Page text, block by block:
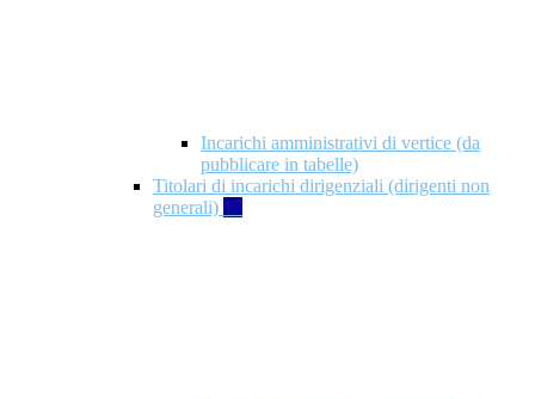
Incarichi amministrativi di vertice (da
pubblicare in tabelle)
Titolari di incarichi dirigenziali (dirigenti non
generali) 17